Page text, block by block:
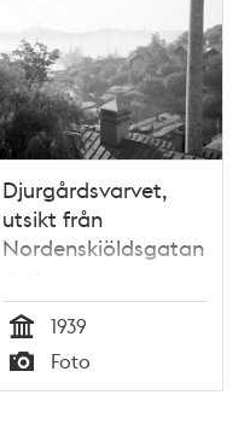
Djurgårdsvarvet,
utsikt från
Nordenskiöldsgatan
Beckholmssundet
Tid
1939
Typ
Foto